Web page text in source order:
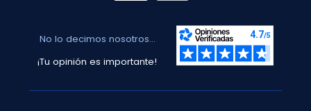
No lo decimos nosotros...
¡Tu opinión es importante!